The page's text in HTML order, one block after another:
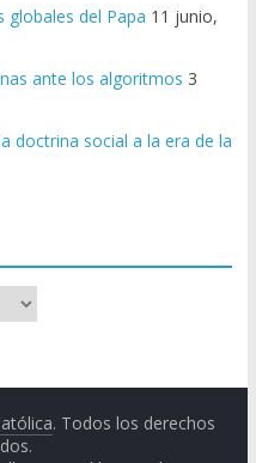
del Papa 11 junio,
ante los algoritmos 3
doctrina social a la era de la
. Todos los derechos